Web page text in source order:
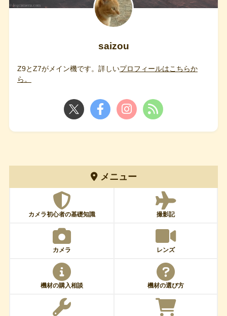
saizou
Z9とZ7がメイン機です。詳しいプロフィールはこちらか
ら。
メニュー
カメラ初心者の基礎知識 撮影記
カメラ レンズ
機材の購入相談 機材の選び方